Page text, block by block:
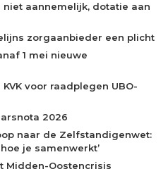
aannemelijk, dotatie aan
zorgaanbieder een plicht
1 mei nieuwe
voor raadplegen UBO-
2026
naar de Zelfstandigenwet:
je samenwerkt’
Midden-Oostencrisis